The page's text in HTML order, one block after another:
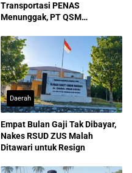
Transportasi PENAS
Menunggak, PT QSM
Daerah
Empat Bulan Gaji Tak Dibayar,
Nakes RSUD ZUS Malah
Ditawari untuk Resign